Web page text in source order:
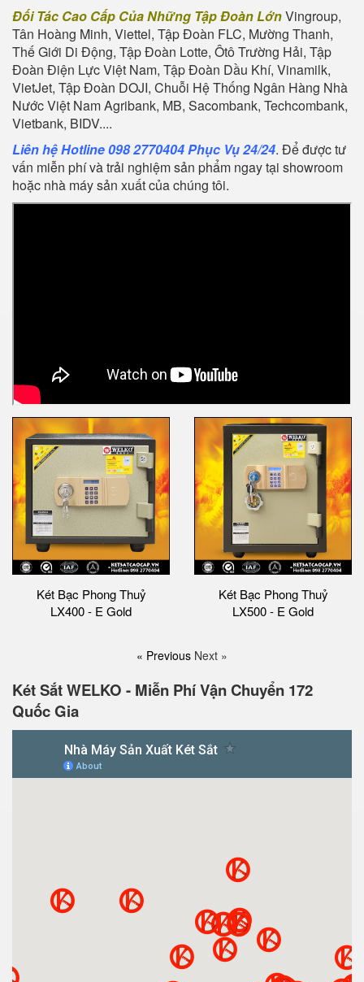
Đối Tác Cao Cấp Của Những Tập Đoàn LớnVingroup,
Tân Hoàng Minh, Viettel, Tập Đoàn FLC, Mường Thanh,
Thế Giới Di Động, Tập Đoàn Lotte, Ôtô Trường Hải, Tập
Đoàn Điện Lực Việt Nam, Tập Đoàn Dầu Khí, Vinamilk,
VietJet, Tập Đoàn DOJI, Chuỗi Hệ Thống Ngân Hàng Nhà
Nước Việt Nam Agribank, MB, Sacombank, Techcombank,
Vietbank, BIDV....
Liên hệ Hotline 098 2770404 Phục Vụ 24/24. Để được tư
vấn miễn phí và trải nghiệm sản phẩm ngay tại showroom
hoặc nhà máy sản xuất của chúng tôi.
Két Bạc Phong Thuỷ
LX400 - E Gold
Két Bạc Phong Thuỷ
LX500 - E Gold
« Previous Next »
Két Sắt WELKO - Miễn Phí Vận Chuyển 172
Quốc Gia